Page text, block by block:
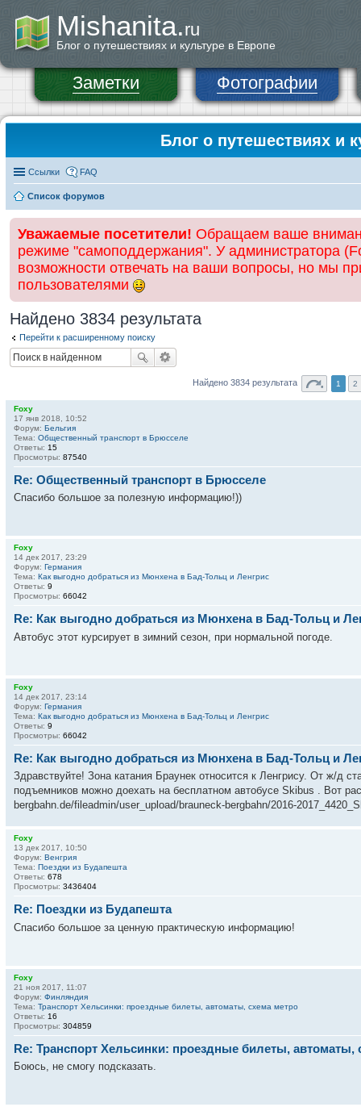
Mishanita.ru
Блог о путешествиях и культуре в Европе
Заметки Фотографии
Блог о путешествиях и
Ссылки FAQ
Список форумов
Уважаемые посетители! Обращаем ваше
режиме "самоподдержания". У администратора
возможности отвечать на ваши вопросы, но мы
пользователями
Найдено 3834 результата
Перейти к расширенному поиску
Найдено 3834 результата 1 2
Foxy
17 янв 2018, 10:52
Форум: Бельгия
Тема: Общественный транспорт в Брюсселе
Ответы: 15
Просмотры: 87540
Re: Общественный транспорт в Брюсселе
Спасибо большое за полезную информацию!))
Foxy
14 дек 2017, 23:29
Форум: Германия
Тема: Как выгодно добраться из Мюнхена в Бад-Тольц и Ленгрис
Ответы: 9
Просмотры: 66042
Re: Как выгодно добраться из Мюнхена в Бад-Тольц и
Автобус этот курсирует в зимний сезон, при нормальной погоде.
Foxy
14 дек 2017, 23:14
Форум: Германия
Тема: Как выгодно добраться из Мюнхена в Бад-Тольц и Ленгрис
Ответы: 9
Просмотры: 66042
Re: Как выгодно добраться из Мюнхена в Бад-Тольц и
Здравствуйте! Зона катания Браунек относится к Ленгрису. От ж/д
подъемников можно доехать на бесплатном автобусе Skibus . Вот
bergbahn.de/fileadmin/user_upload/brauneck-bergbahn/2016-
Foxy
13 дек 2017, 10:50
Форум: Венгрия
Тема: Поездки из Будапешта
Ответы: 678
Просмотры: 3436404
Re: Поездки из Будапешта
Спасибо большое за ценную практическую информацию!
Foxy
21 ноя 2017, 11:07
Форум: Финляндия
Тема: Транспорт Хельсинки: проездные билеты, автоматы, схема метро
Ответы: 16
Просмотры: 304859
Re: Транспорт Хельсинки: проездные билеты, автоматы,
Боюсь, не смогу подсказать.